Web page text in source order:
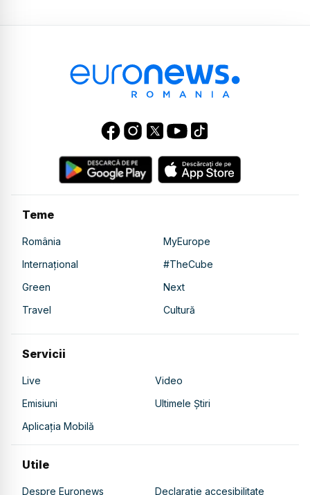
Teme
România
MyEurope
Internațional
#TheCube
Green
Next
Travel
Cultură
Servicii
Live
Video
Emisiuni
Ultimele Știri
Aplicația Mobilă
Utile
Despre Euronews Declarație accesibilitate